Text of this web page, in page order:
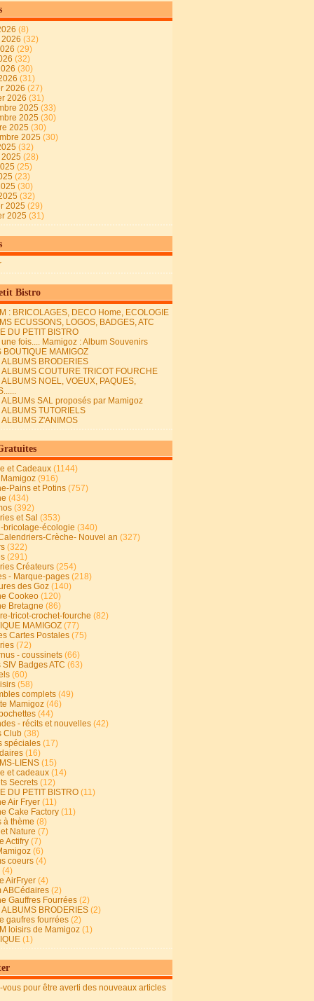
(8)
(32)
(29)
(32)
(30)
(31)
2026 (27)
2026 (31)
2025 (33)
2025 (30)
2025 (30)
2025 (30)
(32)
(28)
(25)
(23)
(30)
(32)
2025 (29)
2025 (31)
Bistro
: BRICOLAGES, DECO Home, ECOLOGIE
ECUSSONS, LOGOS, BADGES, ATC
DU PETIT BISTRO
fois.... Mamigoz : Album Souvenirs
BOUTIQUE MAMIGOZ
ALBUMS BRODERIES
ALBUMS COUTURE TRICOT FOURCHE
ALBUMS NOEL, VOEUX, PAQUES,
ALBUMs SAL proposés par Mamigoz
ALBUMS TUTORIELS
ALBUMS Z'ANIMOS
et Cadeaux (1144)
(916)
Pains et Potins (757)
(434)
(392)
et Sal (353)
bricolage-écologie (340)
Crèche- Nouvel an (327)
(322)
(291)
Créateurs (254)
- Marque-pages (218)
des Goz (140)
Cookeo (120)
Bretagne (86)
tricot-crochet-fourche (82)
MAMIGOZ (77)
Cartes Postales (75)
(72)
- coussinets (66)
Badges ATC (63)
(60)
(58)
complets (49)
Mamigoz (46)
(44)
- récits et nouvelles (42)
Club (38)
spéciales (17)
(16)
LIENS (15)
et cadeaux (14)
Secrets (12)
DU PETIT BISTRO (11)
Air Fryer (11)
Cake Factory (11)
à thème (8)
Nature (7)
Actifry (7)
(6)
coeurs (4)
(4)
AirFryer (4)
ABCédaires (2)
Gauffres Fourrées (2)
ALBUMS BRODERIES (2)
gaufres fourrées (2)
loisirs de Mamigoz (1)
(1)
vous pour être averti des nouveaux articles